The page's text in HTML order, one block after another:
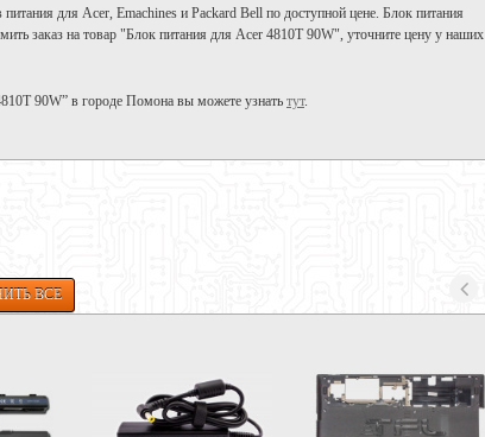
для Acer, Emachines и Packard Bell по доступной цене. Блок питания
заказ на товар "Блок питания для Acer 4810T 90W", уточните цену у наших
90W” в городе Помона вы можете узнать тут.